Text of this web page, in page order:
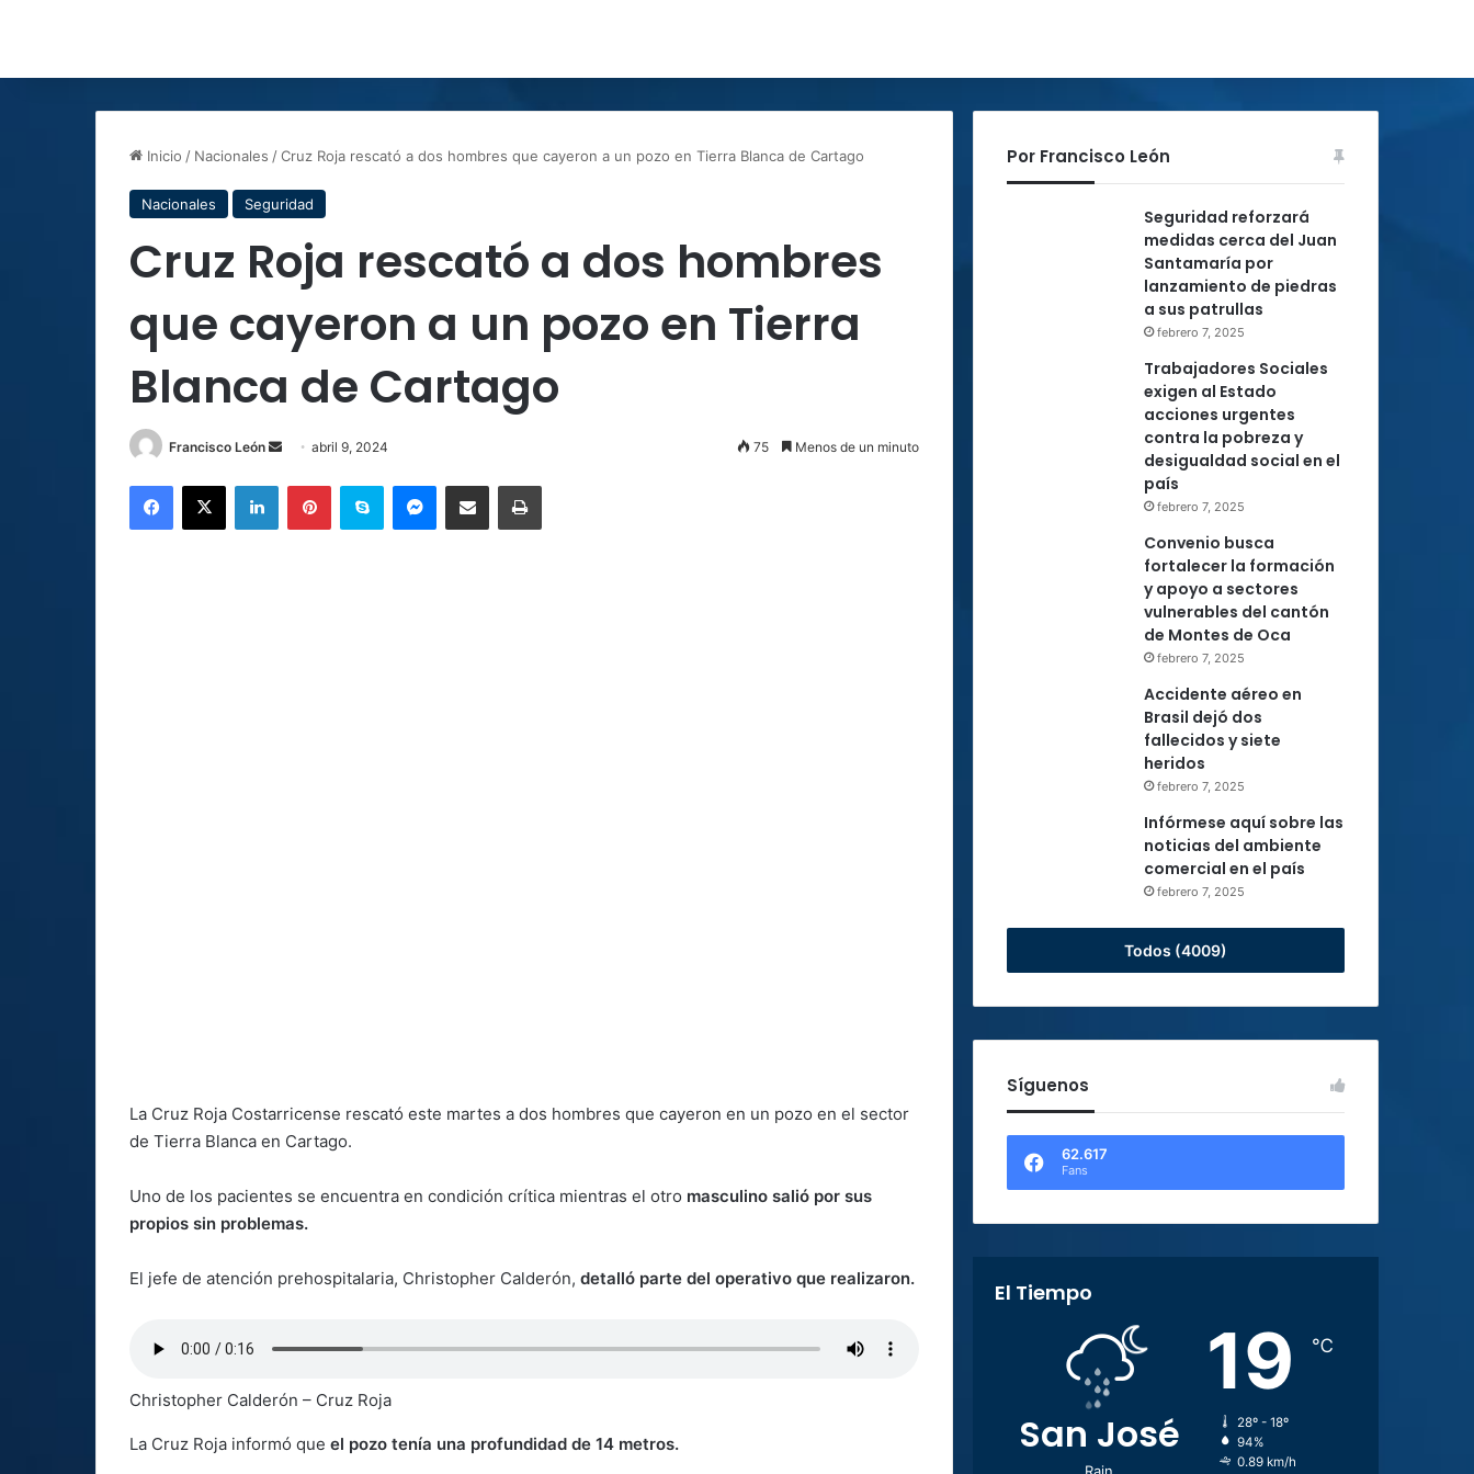
Inicio / Nacionales /Cruz Roja rescató a dos hombres que cayeron a un pozo en Tierra Blanca de Cartago
Nacionales Seguridad
Cruz Roja rescató a dos hombres
que cayeron a un pozo en Tierra
Blanca de Cartago
Francisco León
Send
email
abril 9, 2024 75 Menos de un minuto
Facebook
X LinkedInPinterestSkype MessengerCompartir por correo electrónicoImprimir
La Cruz Roja Costarricense rescató este martes a dos hombres que cayeron en un pozo en el sector
de Tierra Blanca en Cartago.
Uno de los pacientes se encuentra en condición crítica mientras el otro masculino salió por sus
propios sin problemas.
El jefe de atención prehospitalaria, Christopher Calderón, detalló parte del operativo que realizaron.
Christopher Calderón – Cruz Roja
La Cruz Roja informó que el pozo tenía una profundidad de 14 metros.
Por Francisco León
Seguridad reforzará
medidas cerca del Juan
Santamaría por
lanzamiento de piedras
a sus patrullas
febrero 7, 2025
Trabajadores Sociales
exigen al Estado
acciones urgentes
contra la pobreza y
desigualdad social en el
país
febrero 7, 2025
Convenio busca
fortalecer la formación
y apoyo a sectores
vulnerables del cantón
de Montes de Oca
febrero 7, 2025
Accidente aéreo en
Brasil dejó dos
fallecidos y siete
heridos
febrero 7, 2025
Infórmese aquí sobre las
noticias del ambiente
comercial en el país
febrero 7, 2025
Todos (4009)
Síguenos
62.617
Fans
El Tiempo
San José
19 ℃
28º - 18º
94%
0.89 km/h